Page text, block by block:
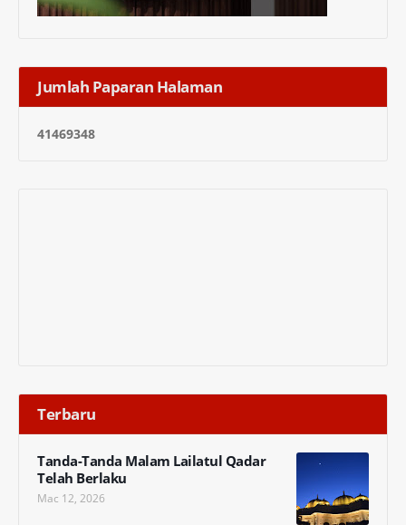
Jumlah Paparan Halaman
41469348
Terbaru
Tanda-Tanda Malam Lailatul Qadar
Telah Berlaku
Mac 12, 2026